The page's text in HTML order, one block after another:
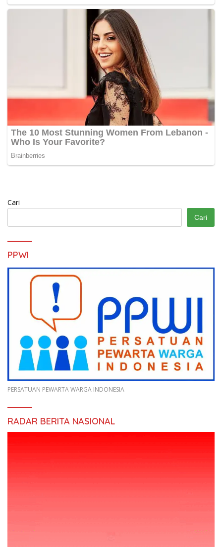
Cari
Cari
PPWI
PERSATUAN PEWARTA WARGA INDONESIA
RADAR BERITA NASIONAL